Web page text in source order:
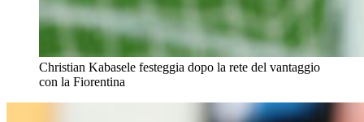
Christian Kabasele festeggia dopo la rete del vantaggio
con la Fiorentina